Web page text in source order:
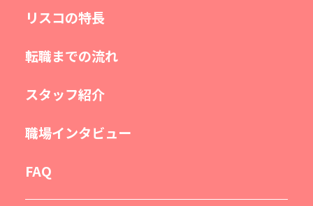
リスコの特長
転職までの流れ
スタッフ紹介
職場インタビュー
FAQ